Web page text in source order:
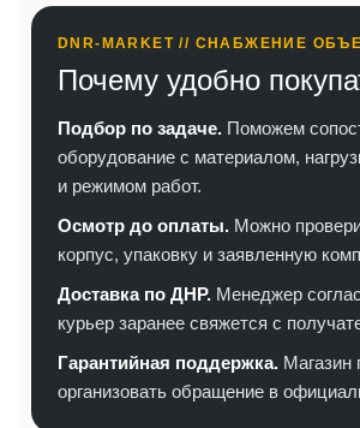
DNR-MARKET // СНАБЖЕНИЕ
Почему удобно
Подбор по задаче. Поможем
оборудование с материалом,
и режимом работ.
Осмотр до оплаты. Можно
корпус, упаковку и заявленную
Доставка по ДНР. Менеджер
курьер заранее свяжется с
Гарантийная поддержка. Магазин
организовать обращение в